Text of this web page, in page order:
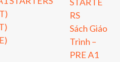
RS
Sách Giáo
Trình –
PRE A1